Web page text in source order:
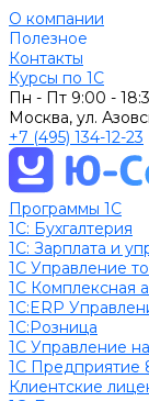
О компании
Полезное
Контакты
Курсы по 1С
Пн - Пт 9:00 -
Москва, ул.
+7 (495) 134-12-23
Программы 1С
1C: Бухгалтерия
1С: Зарплата и
1С Управление
1С Комплексная
1С:ERP
1С:Розница
1С Управление
1С Предприятие
Клиентские